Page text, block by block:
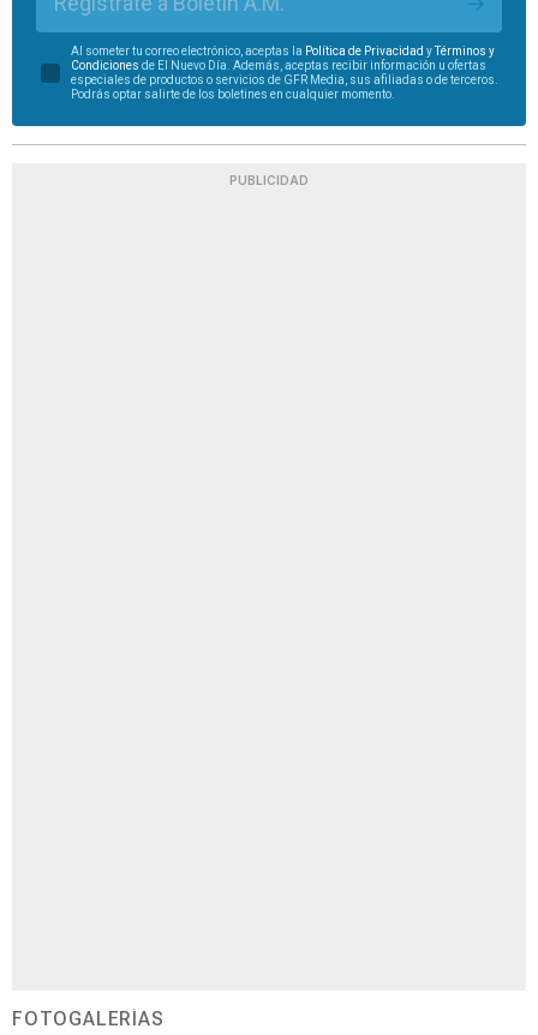
Al someter tu correo electrónico, aceptas la Política de Privacidad yTérminos y
Condiciones de El Nuevo Día. Además, aceptas recibir información u ofertas
especiales de productos o servicios de GFR Media, sus afiliadas o de terceros.
Podrás optar salirte de los boletines en cualquier momento.
PUBLICIDAD
FOTOGALERÍAS